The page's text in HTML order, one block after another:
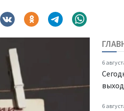
6
6